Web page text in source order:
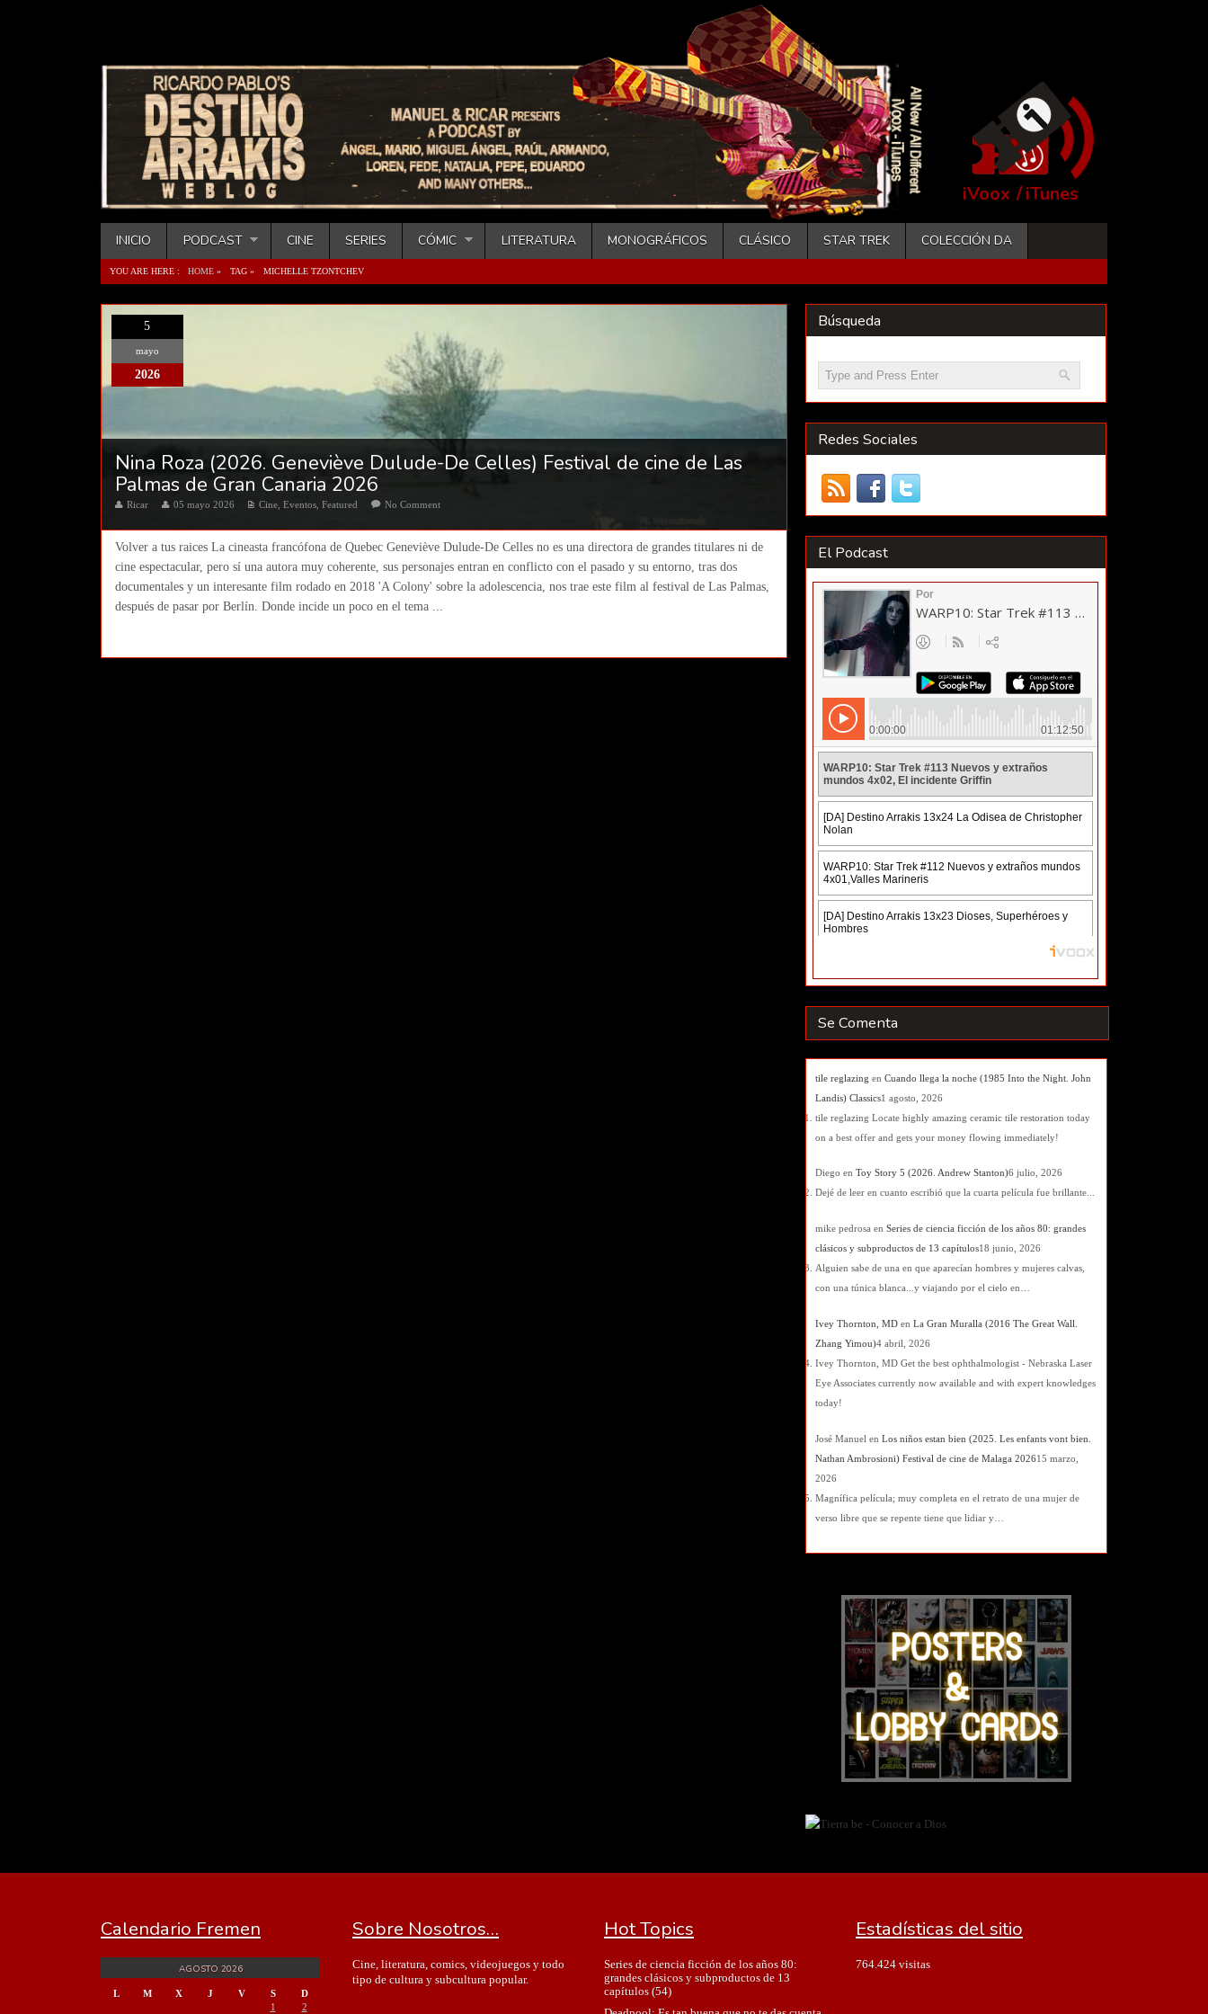
iVoox /iTunes
INICIO PODCAST CINE SERIES CÓMIC LITERATURA MONOGRÁFICOS CLÁSICO STAR TREK COLECCIÓN DA
YOU ARE HERE : HOME » TAG » MICHELLE TZONTCHEV
5
mayo
2026
Nina Roza (2026. Geneviève Dulude-De Celles) Festival de cine de Las
Palmas de Gran Canaria 2026
Ricar 05 mayo 2026 Cine,Eventos,Featured No Comment
Volver a tus raices La cineasta francófona de Quebec Geneviève Dulude-De Celles no es una directora de grandes titulares ni de
cine espectacular, pero sí una autora muy coherente, sus personajes entran en conflicto con el pasado y su entorno, tras dos
documentales y un interesante film rodado en 2018 'A Colony' sobre la adolescencia, nos trae este film al festival de Las Palmas,
después de pasar por Berlín. Donde incide un poco en el tema ...
Búsqueda
Redes Sociales
El Podcast
Se Comenta
tile reglazing en Cuando llega la noche (1985 Into the Night. John
Landis) Classics1 agosto, 2026
tile reglazing Locate highly amazing ceramic tile restoration today
on a best offer and gets your money flowing immediately!
Diego en Toy Story 5 (2026. Andrew Stanton)6 julio, 2026
Dejé de leer en cuanto escribió que la cuarta película fue brillante...
mike pedrosa en Series de ciencia ficción de los años 80: grandes
clásicos y subproductos de 13 capítulos18 junio, 2026
Alguien sabe de una en que aparecían hombres y mujeres calvas,
con una túnica blanca...y viajando por el cielo en…
Ivey Thornton, MD en La Gran Muralla (2016 The Great Wall.
Zhang Yimou)4 abril, 2026
Ivey Thornton, MD Get the best ophthalmologist - Nebraska Laser
Eye Associates currently now available and with expert knowledges
today!
José Manuel en Los niños estan bien (2025. Les enfants vont bien.
Nathan Ambrosioni) Festival de cine de Malaga 202615 marzo,
2026
Magnífica película; muy completa en el retrato de una mujer de
verso libre que se repente tiene que lidiar y…
Calendario Fremen
AGOSTO 2026
L M X J V S
D
1
2
Sobre Nosotros…
Cine, literatura, comics, videojuegos y todo
tipo de cultura y subcultura popular.
Hot Topics
Series de ciencia ficción de los años 80:
grandes clásicos y subproductos de 13
capítulos(54)
Estadísticas del sitio
764.424 visitas